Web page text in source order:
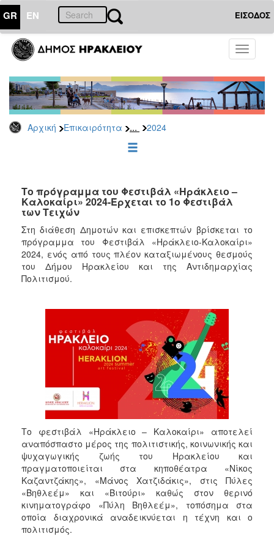
GR EN ΕΙΣΟΔΟΣ
Toggle
Αρχική Επικαιρότητα ... 2024
ΕΠΙΚΑΙΡΟΤΗΤΑ
Τύπου
Αρχείο
2026
2025
2022
2021
2020
2019
2018
2017
2013
2010
2006
ΔΗΜΟΤΗΣ
ΕΠΙΣΚΕΠΤΗΣ
ΗΡΑΚΛΕΙΟ
Το πρόγραμμα του Φεστιβάλ «Ηράκλειο –
Καλοκαίρι» 2024-Έρχεται το 1ο Φεστιβάλ
των Τειχών
Στη διάθεση Δημοτών και επισκεπτών βρίσκεται το
πρόγραμμα του Φεστιβάλ «Ηράκλειο-Καλοκαίρι»
2024, ενός από τους πλέον καταξιωμένους θεσμούς
του Δήμου Ηρακλείου και της Αντιδημαρχίας
Πολιτισμού.
Το φεστιβάλ «Ηράκλειο – Καλοκαίρι» αποτελεί
αναπόσπαστο μέρος της πολιτιστικής, κοινωνικής και
ψυχαγωγικής ζωής του Ηρακλείου και
πραγματοποιείται στα κηποθέατρα «Νίκος
Καζαντζάκης», «Μάνος Χατζιδάκις», στις Πύλες
«Βηθλεέμ» και «Βιτούρι» καθώς στον θερινό
κινηματογράφο «Πύλη Βηθλεέμ», τοπόσημα στα
οποία διαχρονικά αναδεικνύεται η τέχνη και ο
πολιτισμός.